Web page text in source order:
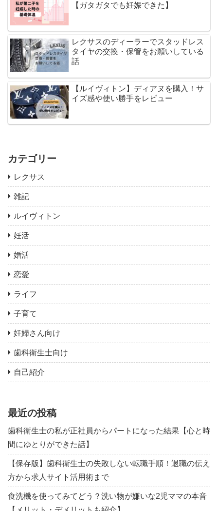
【ガタガタでも妊娠できた】
レクサスのディーラーでスタッドレス
タイヤの交換・保管をお願いしている
話
【ルイヴィトン】ディアヌを購入！サ
イズ感や使い勝手をレビュー
カテゴリー
レクサス
雑記
ルイヴィトン
妊活
婚活
恋愛
ライフ
子育て
妊婦さん向け
歯科衛生士向け
自己紹介
最近の投稿
歯科衛生士の私が正社員からパートになった結果【心と時
間にゆとりができた話】
【保存版】歯科衛生士の失敗しない転職手順！退職の伝え
方から求人サイト活用術まで
食洗機を使ってみてどう？洗い物が嫌いな2児ママの本音